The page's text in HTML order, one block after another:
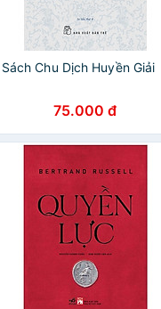
Sách Chu Dịch Huyền Giải
75.000 đ